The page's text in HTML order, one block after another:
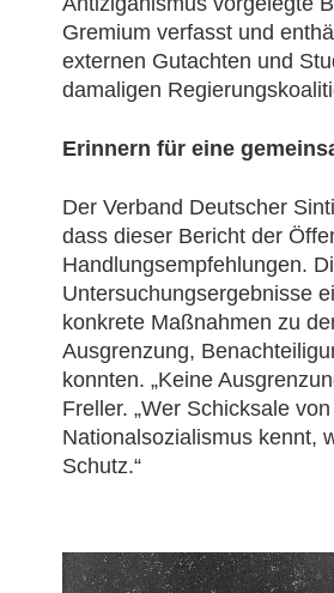
Gremium verfasst und
externen Gutachten und
damaligen
Erinnern für eine
Der Verband Deutscher
dass dieser Bericht der
Handlungsempfehlungen.
Untersuchungsergebnisse
konkrete Maßnahmen zu
Ausgrenzung,
konnten. „Keine
Freller. „Wer Schicksale
Nationalsozialismus kennt,
Schutz.“